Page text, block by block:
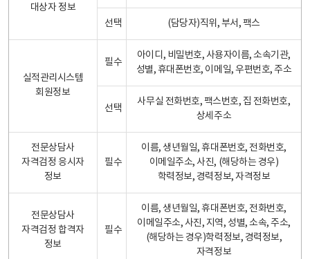
대상자 정보
선택 (담당자)직위, 부서, 팩스
실적관리시스템
회원정보
필수
아이디, 비밀번호, 사용자이름, 소속기관,
성별, 휴대폰번호, 이메일, 우편번호, 주소
선택
사무실 전화번호, 팩스번호, 집 전화번호,
상세주소
전문상담사
자격검정 응시자
정보
필수
이름, 생년월일, 휴대폰번호, 전화번호,
이메일주소, 사진, (해당하는 경우)
학력정보, 경력정보, 자격정보
전문상담사
자격검정 합격자
정보
필수
이름, 생년월일, 휴대폰번호, 전화번호,
이메일주소, 사진, 지역, 성별, 소속, 주소,
(해당하는 경우)학력정보, 경력정보,
자격정보